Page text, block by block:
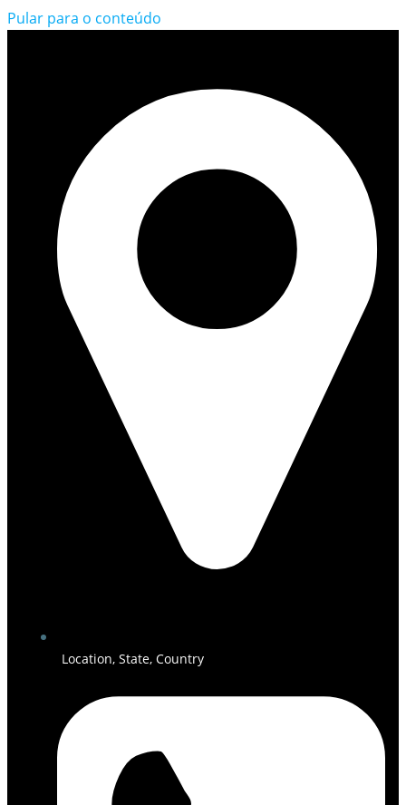
Pular para o conteúdo
Location, State, Country